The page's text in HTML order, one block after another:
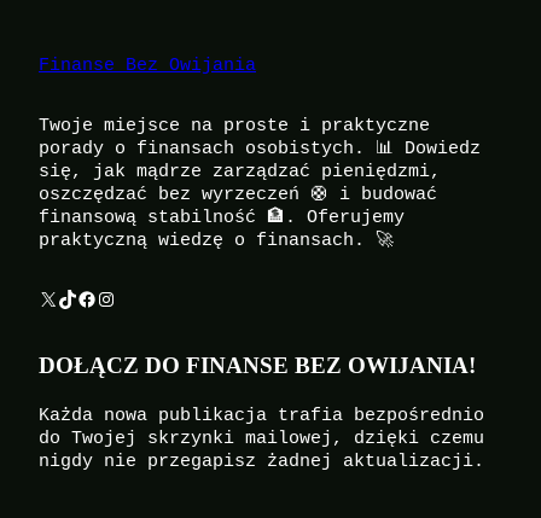
Finanse Bez Owijania
Twoje miejsce na proste i praktyczne
porady o finansach osobistych. 📊 Dowiedz
się, jak mądrze zarządzać pieniędzmi,
oszczędzać bez wyrzeczeń 🛟 i budować
finansową stabilność 🏦. Oferujemy
praktyczną wiedzę o finansach. 🚀
X TikTok Facebook Instagram
DOŁĄCZ DO FINANSE BEZ OWIJANIA!
Każda nowa publikacja trafia bezpośrednio
do Twojej skrzynki mailowej, dzięki czemu
nigdy nie przegapisz żadnej aktualizacji.